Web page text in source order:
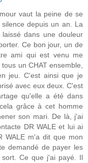
vaut la peine de se
depuis un an. La
dans une douleur
Ce bon jour, un de
ami qui est venu me
un CHAT ensemble,
jeu. C'est ainsi que je
avec eux deux. C'est
qu'elle a été dans
grâce à cet homme
son mari. De là, j'ai
DR WALE et lui ai
WALE m'a dit que mon
demandé de payer les
Ce que j'ai payé. Il